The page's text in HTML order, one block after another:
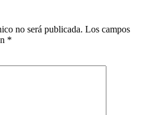
no será publicada. Los campos
*